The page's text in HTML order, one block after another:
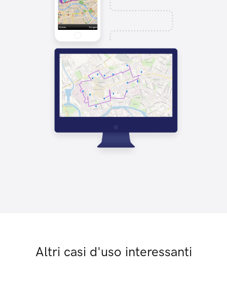
Altri casi d'uso interessanti